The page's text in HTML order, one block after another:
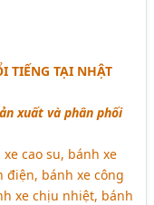
TIẾNG TẠI NHẬT
xuất và phân phối
xe cao su, bánh xe
điện, bánh xe công
xe chịu nhiệt, bánh